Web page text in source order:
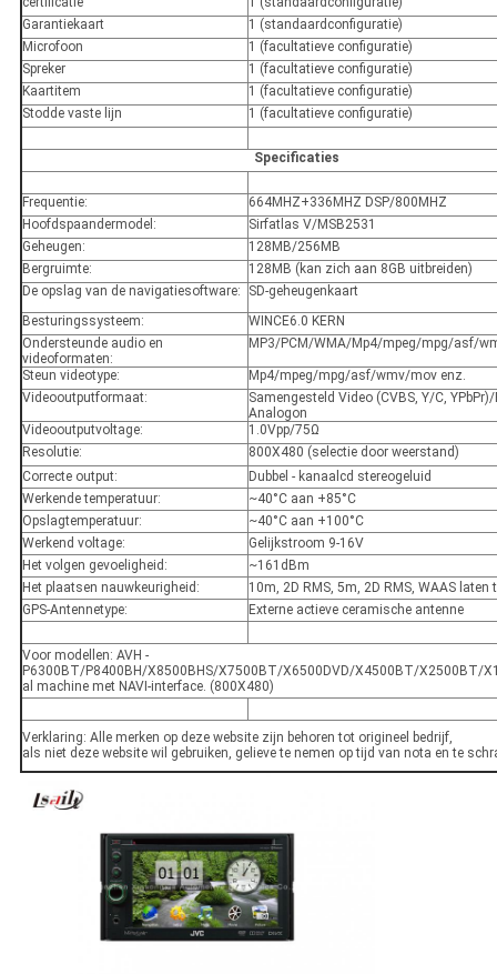
Garantiekaart
1 (standaardconfiguratie)
Microfoon
1 (facultatieve configuratie)
Spreker
1 (facultatieve configuratie)
Kaartitem
1 (facultatieve configuratie)
Stodde vaste lijn
1 (facultatieve configuratie)
Specificaties
Frequentie:
664MHZ+336MHZ DSP/800MHZ
Hoofdspaandermodel:
Sirfatlas V/MSB2531
Geheugen:
128MB/256MB
Bergruimte:
128MB (kan zich aan 8GB uitbreiden)
De opslag van de navigatiesoftware:
SD-geheugenkaart
Besturingssysteem:
WINCE6.0 KERN
Ondersteunde audio en
videoformaten:
MP3/PCM/WMA/Mp4/mpeg/mpg/asf/
Steun videotype:
Mp4/mpeg/mpg/asf/wmv/mov enz.
Videooutputformaat:
Samengesteld Video (CVBS, Y/C, YPbPr)/
Analogon
Videooutputvoltage:
1.0Vpp/75Ω
Resolutie:
800X480 (selectie door weerstand)
Correcte output:
Dubbel - kanaalcd stereogeluid
Werkende temperatuur:
~40°C aan +85°C
Opslagtemperatuur:
~40°C aan +100°C
Werkend voltage:
Gelijkstroom 9-16V
Het volgen gevoeligheid:
~161dBm
Het plaatsen nauwkeurigheid:
10m, 2D RMS, 5m, 2D RMS, WAAS laten
GPS-Antennetype:
Externe actieve ceramische antenne
Voor modellen: AVH ‐
P6300BT/P8400BH/X8500BHS/X7500BT/X6500DVD/X4500BT/X2500BT/
al machine met NAVI-interface. (800X480)
Verklaring: Alle merken op deze website zijn behoren tot origineel bedrijf,
als niet deze website wil gebruiken, gelieve te nemen op tijd van nota en te